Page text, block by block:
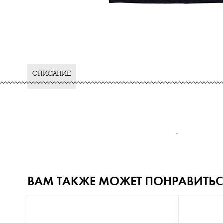
ОПИСАНИЕ
-
ВАМ ТАКЖЕ МОЖЕТ